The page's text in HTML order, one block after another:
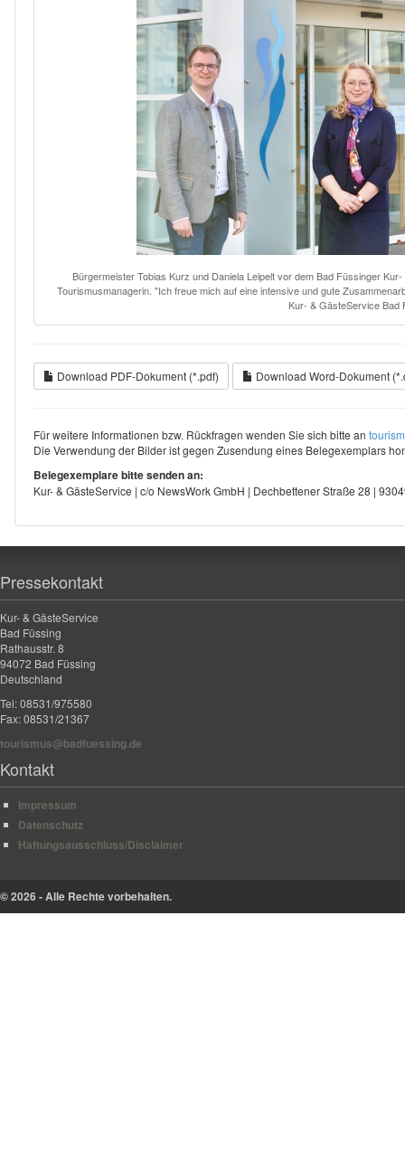
Bürgermeister Tobias Kurz und Daniela Leipelt vor dem Bad Füssinger
Tourismusmanagerin. "Ich freue mich auf eine intensive und gute
Kur- & GästeService Bad
Download PDF-Dokument (*.pdf) Download Word-Dokument
Für weitere Informationen bzw. Rückfragen wenden Sie sich bitte an
Die Verwendung der Bilder ist gegen Zusendung eines Belegexemplars
Belegexemplare bitte senden an:
Kur- & GästeService | c/o NewsWork GmbH | Dechbettener Straße 28 |
Pressekontakt
Kur- & GästeService
Bad Füssing
Rathausstr. 8
94072 Bad Füssing
Deutschland
Tel: 08531/975580
Fax: 08531/21367
tourismus@badfuessing.de
Kontakt
Impressum
Datenschutz
Haftungsausschluss/Disclaimer
© 2026 - Alle Rechte vorbehalten.